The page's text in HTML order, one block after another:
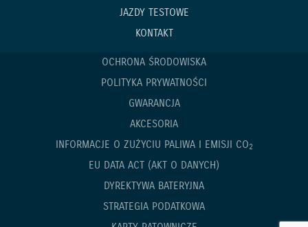
JAZDY TESTOWE
KONTAKT
OCHRONA ŚRODOWISKA
POLITYKA PRYWATNOŚCI
GWARANCJA
AKCESORIA
INFORMACJE O ZUŻYCIU PALIWA I EMISJI CO2
EU DATA ACT (AKT O DANYCH)
DYREKTYWA BATERYJNA
STRATEGIA PODATKOWA